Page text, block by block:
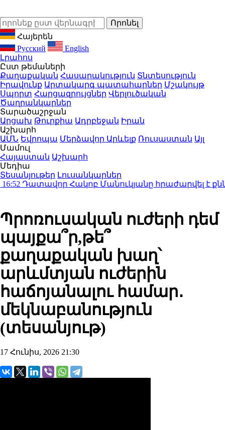
Հայերեն
Русский
English
Լրահոս
Ըստ թեմաների
Քաղաքական Հասարակություն Տնտեսություն
Իրավունք Արտակարգ պատահարներ Մշակույթ
Սպորտ Հարցազրույցներ Վերլուծական
Ծաղրանկարներ
Տարածաշրջան
Արցախ Թուրքիա Ադրբեջան Իրան
Աշխարհ
ԱՄՆ Եվրոպա Մերձավոր Արևելք Ռուսաստան Այլ
Մամուլ
Հայաստան Աշխարհ
Մեդիա
Տեսանյութեր Լուսանկարներ
Դատավոր Հակոբ Մանուկյանը հրաժարվել է քննել
Պրոռուսական ուժերի դեմ
պայքա՞ր,թե՞
քաղաքական խաղ՝
արևմտյան ուժերին
հաճոյանալու համար․
մեկնաբանություն
(տեսանյութ)
17 Հունիս, 2026 21:30